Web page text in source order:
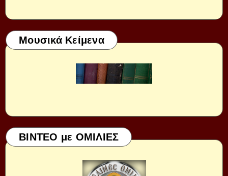
Μουσικά Κείμενα
ΒΙΝΤΕΟ με ΟΜΙΛΙΕΣ